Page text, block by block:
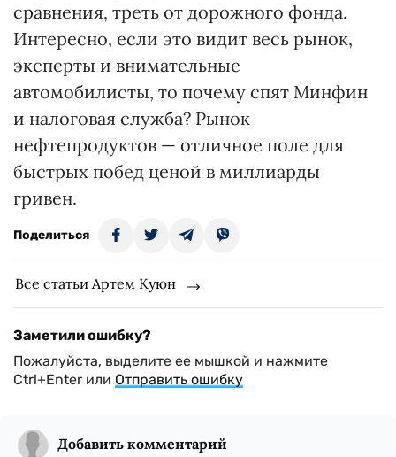
сравнения, треть от дорожного фонда.
Интересно, если это видит весь рынок,
эксперты и внимательные
автомобилисты, то почему спят Минфин
и налоговая служба? Рынок
нефтепродуктов — отличное поле для
быстрых побед ценой в миллиарды
гривен.
Поделиться
Все статьи Артем Куюн
Заметили ошибку?
Пожалуйста, выделите ее мышкой и нажмите
Ctrl+Enter или Отправить ошибку
Добавить комментарий